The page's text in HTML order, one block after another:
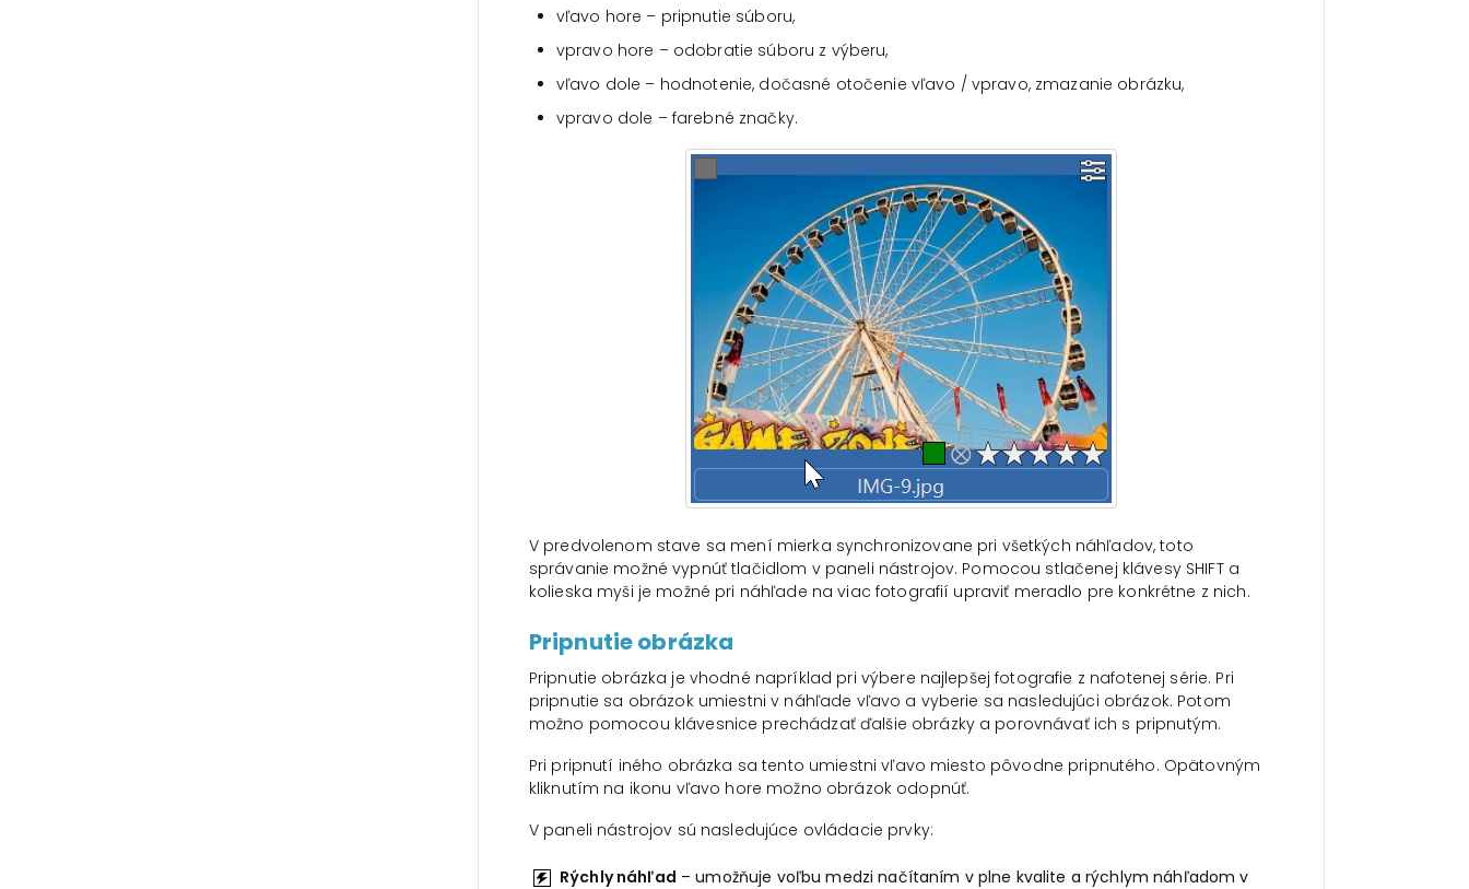
vľavo hore – pripnutie súboru,
vpravo hore – odobratie súboru z výberu,
vľavo dole – hodnotenie, dočasné otočenie vľavo / vpravo, zmazanie obrázku,
vpravo dole – farebné značky.
V predvolenom stave sa mení mierka synchronizovane pri všetkých náhľadov, toto
správanie možné vypnúť tlačidlom v paneli nástrojov. Pomocou stlačenej klávesy SHIFT a
kolieska myši je možné pri náhľade na viac fotografií upraviť meradlo pre konkrétne z nich.
Pripnutie obrázka
Pripnutie obrázka je vhodné napríklad pri výbere najlepšej fotografie z nafotenej série. Pri
pripnutie sa obrázok umiestni v náhľade vľavo a vyberie sa nasledujúci obrázok. Potom
možno pomocou klávesnice prechádzať ďalšie obrázky a porovnávať ich s pripnutým.
Pri pripnutí iného obrázka sa tento umiestni vľavo miesto pôvodne pripnutého. Opätovným
kliknutím na ikonu vľavo hore možno obrázok odopnúť.
V paneli nástrojov sú nasledujúce ovládacie prvky:
Rýchly náhľad – umožňuje voľbu medzi načítaním v plne kvalite a rýchlym náhľadom v